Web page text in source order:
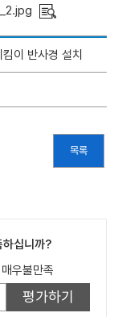
이 반사경 설치
목록
하십니까?
매우불만족